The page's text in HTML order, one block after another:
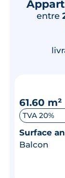
entre
61.60 m²
TVA 20%
Surface
Balcon